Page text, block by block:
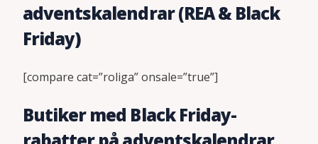
adventskalendrar (REA & Black
Friday)
[compare cat=”roliga” onsale=”true”]
Butiker med Black Friday-